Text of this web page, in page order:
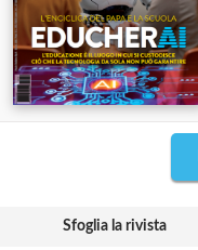
Sfoglia la rivista